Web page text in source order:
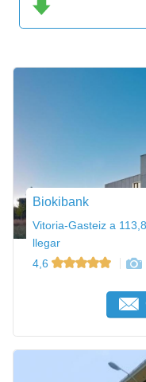
Biokibank
Vitoria-Gasteiz a
llegar
4,6